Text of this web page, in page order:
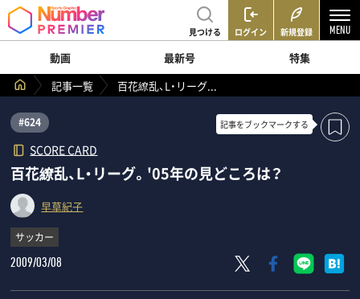
見つける ログイン 新規登録
動画 最新号
特集
記事一覧
百花繚乱、L・リーグ...
#624
SCORE CARD
記事をブックマークする
百花繚乱、L・リーグ。'05年の見どころは？
早草紀子
サッカー
2009/03/08